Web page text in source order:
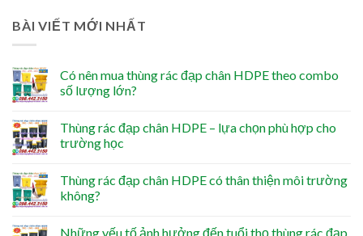
BÀI VIẾT MỚI NHẤT
Có nên mua thùng rác đạp chân HDPE theo combo
số lượng lớn?
Thùng rác đạp chân HDPE – lựa chọn phù hợp cho
trường học
Thùng rác đạp chân HDPE có thân thiện môi trường
không?
Những yếu tố ảnh hưởng đến tuổi thọ thùng rác đạp